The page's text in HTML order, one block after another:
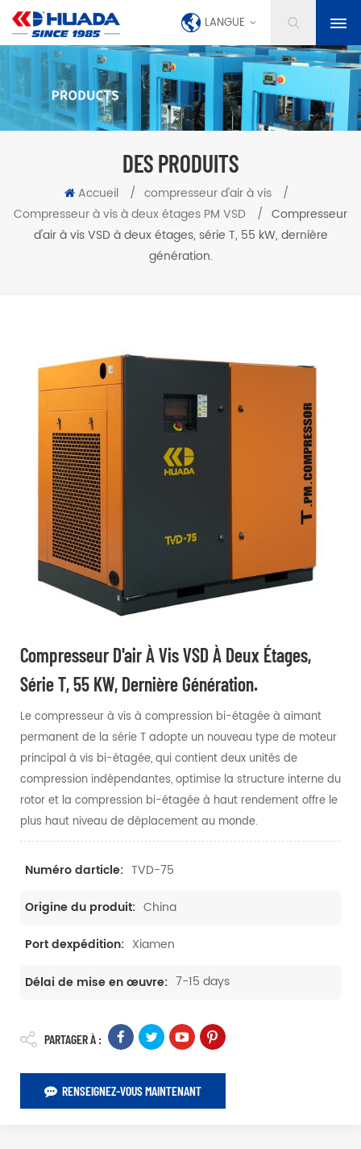
LANGUE
DES PRODUITS
Accueil / compresseur d'air à vis
/
Compresseur à vis à deux étages PM VSD
/ Compresseur
d'air à vis VSD à deux étages, série T, 55 kW, dernière
génération.
Compresseur D'air À Vis VSD À Deux Étages,
Série T, 55 KW, Dernière Génération.
Le compresseur à vis à compression bi-étagée à aimant
permanent de la série T adopte un nouveau type de moteur
principal à vis bi-étagée, qui contient deux unités de
compression indépendantes, optimise la structure interne du
rotor et la compression bi-étagée à haut rendement offre le
plus haut niveau de déplacement au monde.
Numéro darticle: TVD-75
Origine du produit: China
Port dexpédition: Xiamen
Délai de mise en œuvre: 7-15 days
PARTAGER À :
RENSEIGNEZ-VOUS MAINTENANT